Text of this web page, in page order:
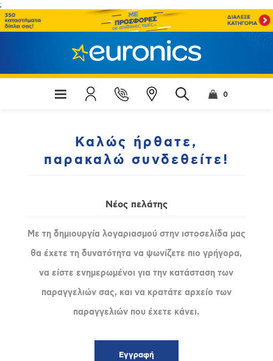
;
0
Καλώς ήρθατε,
παρακαλώ συνδεθείτε!
Νέος πελάτης
Με τη δημιουργία λογαριασμού στην ιστοσελίδα μας
θα έχετε τη δυνατότητα να ψωνίζετε πιο γρήγορα,
να είστε ενημερωμένοι για την κατάσταση των
παραγγελιών σας, και να κρατάτε αρχείο των
παραγγελιών που έχετε κάνει.